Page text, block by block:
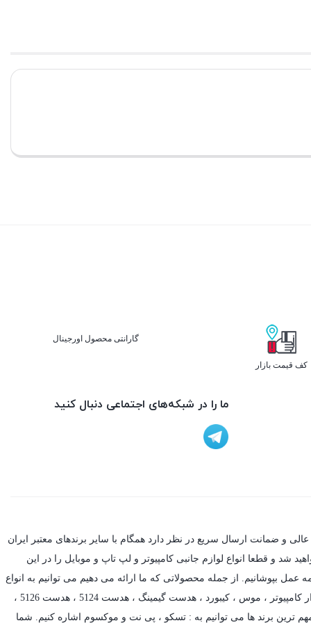
کف قیمت بازار
گارانتی محصول اورجینال
ما را در شبکه‌های اجتماعی دنبال کنید
و ضمانت ارسال سریع در نظر دارد همگام با سایر برندهای معتبر ایران
شد و قطعا انواع لوازم جانبی کامپیوتر و لپ تاپ و موبایل را در این
بپوشانیم. از جمله محصولاتی که ما ارائه می دهیم می توانیم به انواع
کامپیوتر ، موس ، کیبورد ، هدست گیمینگ ، هدست 5124 ، هدست 5126 ،
ترین برند ها می توانیم به : تسکو ، پی نت و موکسوم اشاره کنیم. شما